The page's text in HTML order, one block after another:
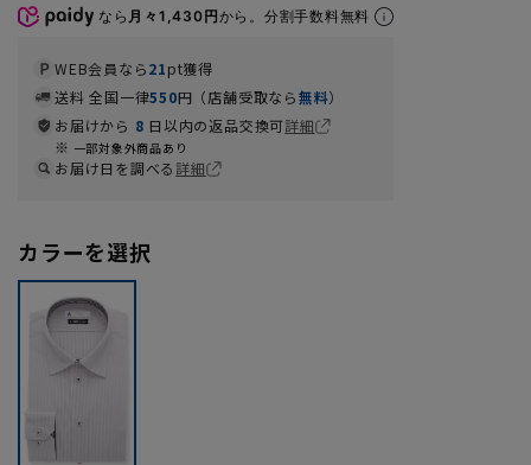
なら 月々1,430円から。分割手数料無料
WEB会員なら21pt獲得
送料 全国一律550円（店舗受取なら無料）
お届けから 8 日以内の返品交換可詳細
一部対象外商品あり
お届け日を調べる詳細
カラーを選択